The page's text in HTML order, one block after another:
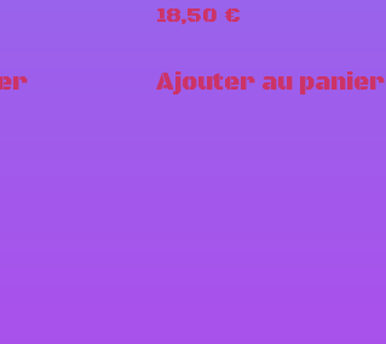
18,50 €
Ajouter au panier